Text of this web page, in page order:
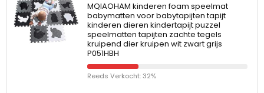
MQIAOHAM kinderen foam speelmat
babymatten voor babytapijten tapijt
kinderen dieren kindertapijt puzzel
speelmatten tapijten zachte tegels
kruipend dier kruipen wit zwart grijs
P051HBH
Reeds Verkocht: 32%